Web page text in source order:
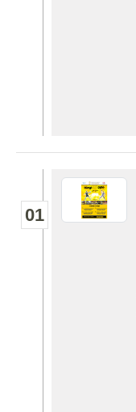
01